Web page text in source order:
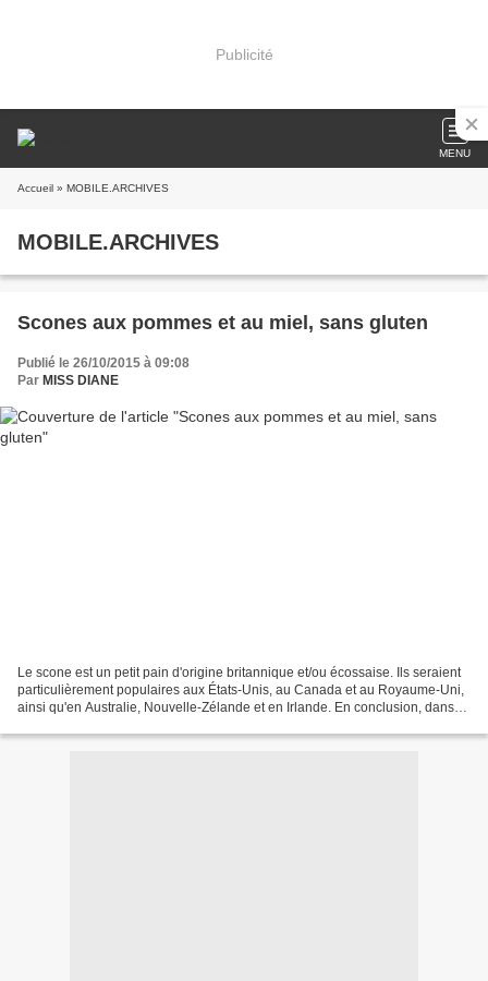
Publicité
MENU
Accueil » MOBILE.ARCHIVES
MOBILE.ARCHIVES
Scones aux pommes et au miel, sans gluten
Publié le 26/10/2015 à 09:08
Par MISS DIANE
Le scone est un petit pain d'origine britannique et/ou écossaise. Ils seraient
particulièrement populaires aux États-Unis, au Canada et au Royaume-Uni,
ainsi qu'en Australie, Nouvelle-Zélande et en Irlande. En conclusion, dans